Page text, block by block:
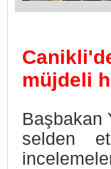
müjdeli
Başbakan
selden